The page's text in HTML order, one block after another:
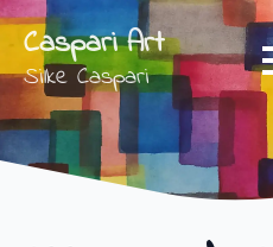
Caspari Art
Silke Caspari